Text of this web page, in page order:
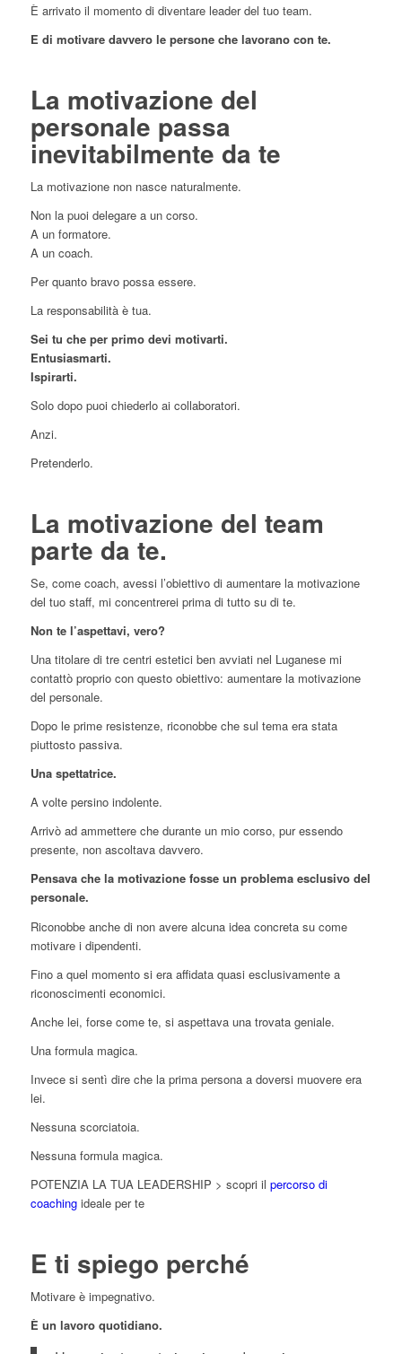
È arrivato il momento di diventare leader del tuo team.
E di motivare davvero le persone che lavorano con te.
La motivazione del
personale passa
inevitabilmente da te
La motivazione non nasce naturalmente.
Non la puoi delegare a un corso.
A un formatore.
A un coach.
Per quanto bravo possa essere.
La responsabilità è tua.
Sei tu che per primo devi motivarti.
Entusiasmarti.
Ispirarti.
Solo dopo puoi chiederlo ai collaboratori.
Anzi.
Pretenderlo.
La motivazione del team
parte da te.
Se, come coach, avessi l’obiettivo di aumentare la motivazione
del tuo staff, mi concentrerei prima di tutto su di te.
Non te l’aspettavi, vero?
Una titolare di tre centri estetici ben avviati nel Luganese mi
contattò proprio con questo obiettivo: aumentare la motivazione
del personale.
Dopo le prime resistenze, riconobbe che sul tema era stata
piuttosto passiva.
Una spettatrice.
A volte persino indolente.
Arrivò ad ammettere che durante un mio corso, pur essendo
presente, non ascoltava davvero.
Pensava che la motivazione fosse un problema esclusivo del
personale.
Riconobbe anche di non avere alcuna idea concreta su come
motivare i dipendenti.
Fino a quel momento si era affidata quasi esclusivamente a
riconoscimenti economici.
Anche lei, forse come te, si aspettava una trovata geniale.
Una formula magica.
Invece si sentì dire che la prima persona a doversi muovere era
lei.
Nessuna scorciatoia.
Nessuna formula magica.
POTENZIA LA TUA LEADERSHIP > scopri il percorso di
coachingideale per te
E ti spiego perché
Motivare è impegnativo.
È un lavoro quotidiano.